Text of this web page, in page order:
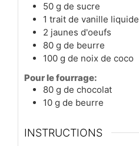
50 g de sucre
1 trait de vanille liquide
2 jaunes d'oeufs
80 g de beurre
100 g de noix de coco
Pour le fourrage:
80 g de chocolat
10 g de beurre
INSTRUCTIONS